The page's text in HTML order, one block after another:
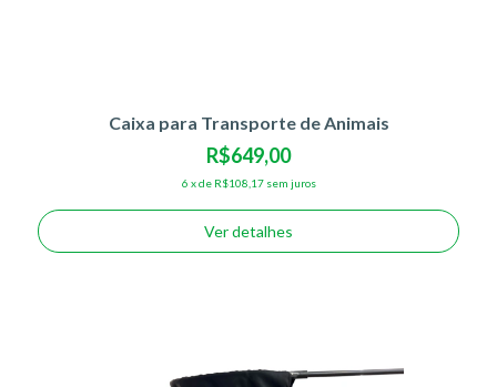
Caixa para Transporte de Animais
R$649,00
6 xde R$108,17 sem juros
Ver detalhes